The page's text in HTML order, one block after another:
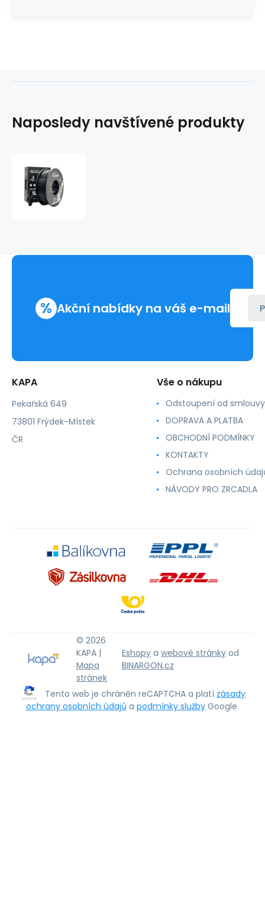
Naposledy navštívené produkty
1kg
% Akční nabídky na váš e-mail
KAPA
Pekařská 649
73801 Frýdek-Místek
ČR
Vše o nákupu
Odstoupení od smlouvy
DOPRAVA A PLATBA
OBCHODNÍ PODMÍNKY
KONTAKTY
Ochrana osobních
NÁVODY PRO ZRCADLA
© 2026
KAPA |
Mapa
stránek
Eshopy a webové stránky od
BINARGON.cz
Tento web je chráněn reCAPTCHA a platí zásady
ochrany osobních údajů a podmínky služby Google